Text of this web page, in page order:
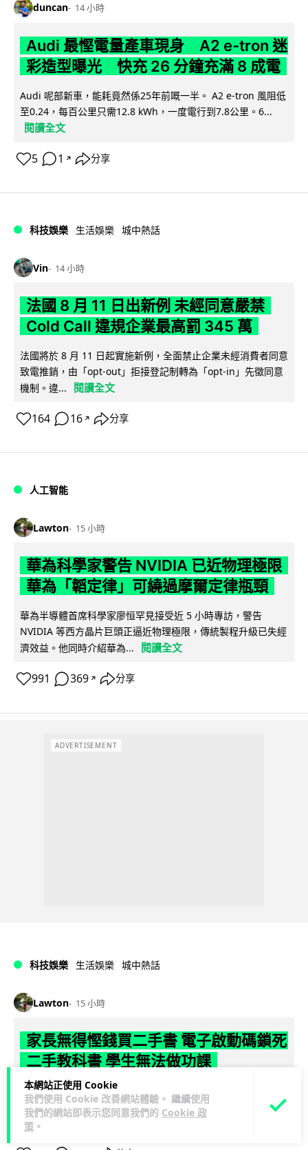
本網站正使用 Cookie
我們使用 Cookie 改善網站體驗。 繼續使用
我們的網站即表示您同意我們的 Cookie 政
策 。
duncan 14 小時
Audi 最慳電量產車現身 A2 e-tron 迷
彩造型曝光 快充 26 分鐘充滿 8 成電
Audi 呢部新車，能耗竟然係25年前嘅一半。 A2 e-tron 風阻低
至0.24，每百公里只需12.8 kWh，一度電行到7.8公里。6...
閱讀全文
5 1 ↗ 分享
科技娛樂 生活娛樂 城中熱話
Vin 14 小時
法國 8 月 11 日出新例 未經同意嚴禁
Cold Call 違規企業最高罰 345 萬
法國將於 8 月 11 日起實施新例，全面禁止企業未經消費者同意
致電推銷，由「opt-out」拒接登記制轉為「opt-in」先徵同意
機制。違...
閱讀全文
164 16 ↗ 分享
人工智能
Lawton 15 小時
華為科學家警告 NVIDIA 已近物理極限
華為「韜定律」可繞過摩爾定律瓶頸
華為半導體首席科學家廖恒罕見接受近 5 小時專訪，警告
NVIDIA 等西方晶片巨頭正逼近物理極限，傳統製程升級已失經
濟效益。他同時介紹華為...
閱讀全文
991 369 ↗ 分享
ADVERTISEMENT
科技娛樂 生活娛樂 城中熱話
Lawton 15 小時
家長無得慳錢買二手書 電子啟動碼鎖死
二手教科書 學生無法做功課
社福界立法會議員陳文宜指，一間中學書單價錢按年加 14.7%
遠超通漲，令家長難以負擔。而且電子教材啟動碼這項設計，
令學生無法完成功課，二手...